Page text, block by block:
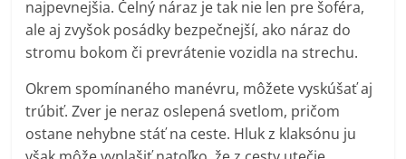
najpevnejšia. Čelný náraz je tak nie len pre šoféra,
ale aj zvyšok posádky bezpečnejší, ako náraz do
stromu bokom či prevrátenie vozidla na strechu.
Okrem spomínaného manévru, môžete vyskúšať aj
trúbiť. Zver je neraz oslepená svetlom, pričom
ostane nehybne stáť na ceste. Hluk z klaksónu ju